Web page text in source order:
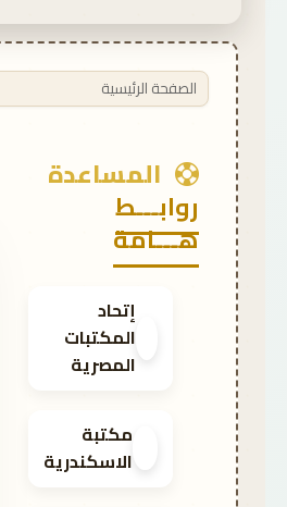
الصفحة الرئيسية
المساعدة
روابـــط
هـــامة
إتحاد
المكتبات
المصرية
مكتبة
الاسكندرية